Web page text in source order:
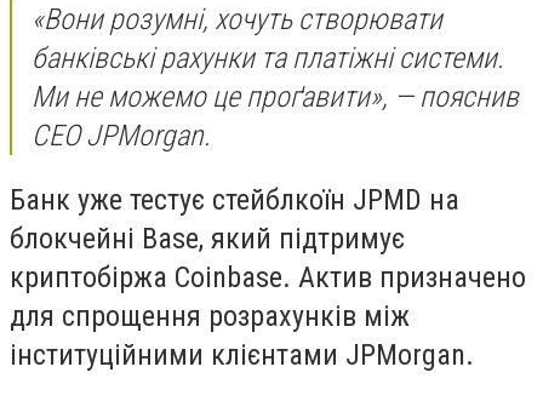
«Вони розумні, хочуть створювати
банківські рахунки та платіжні системи.
Ми не можемо це проґавити», — пояснив
CEO JPMorgan.
Банк уже тестує стейблкоїн JPMD на
блокчейні Base, який підтримує
криптобіржа Coinbase. Актив призначено
для спрощення розрахунків між
інституційними клієнтами JPMorgan.